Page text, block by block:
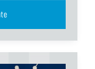
e le Date